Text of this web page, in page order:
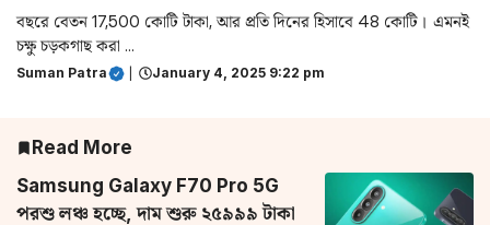
বছরে বেতন 17,500 কোটি টাকা, আর প্রতি দিনের হিসাবে 48 কোটি। এমনই
চক্ষু চড়কগাছ করা ...
Suman Patra January 4, 2025 9:22 pm
Read More
Samsung Galaxy F70 Pro 5G
পরশু লঞ্চ হচ্ছে, দাম শুরু ২৫৯৯৯ টাকা